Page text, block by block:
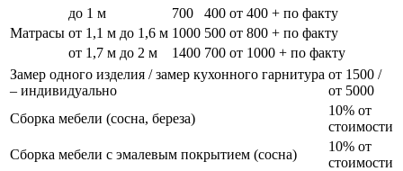
Матрасы
до 1 м 700 400 от 400 + по факту
от 1,1 м до 1,6 м 1000 500 от 800 + по факту
от 1,7 м до 2 м
1400 700 от 1000 + по факту
Замер одного изделия / замер кухонного гарнитура
– индивидуально
от 1500 /
от 5000
Сборка мебели (сосна, береза)
10% от
стоимости
Сборка мебели с эмалевым покрытием (сосна)
10% от
стоимости